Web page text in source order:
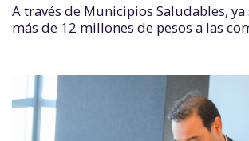
A través de Municipios Saludables,
más de 12 millones de pesos a las